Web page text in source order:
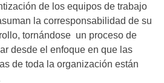
de los equipos de trabajo
la corresponsabilidad de su
tornándose un proceso de
desde el enfoque en que las
de toda la organización están